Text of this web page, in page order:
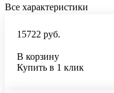
Все характеристики
15722 руб.
В корзину
Купить в 1 клик